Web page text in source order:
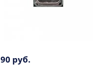
90 руб.